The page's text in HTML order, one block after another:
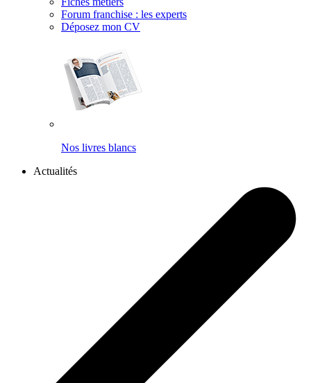
Forum franchise : les experts
Déposez mon CV
Nos livres blancs
Actualités